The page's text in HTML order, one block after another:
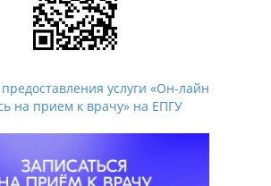
услуги «Он-лайн
на прием к врачу» на ЕПГУ